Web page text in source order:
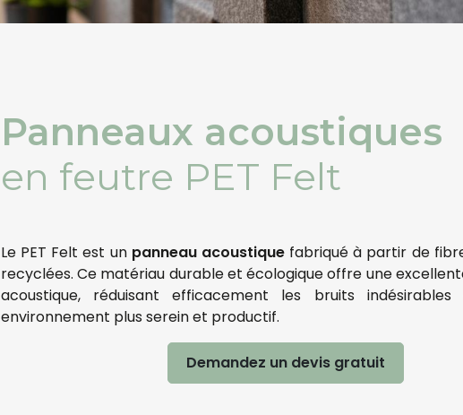
Panneaux acoustiques
en feutre PET Felt
Le PET Felt est un panneau acoustiquefabriqué à partir de
recyclées. Ce matériau durable et écologique offre une
acoustique, réduisant efficacement les bruits
environnement plus serein et productif.
Demandez un devis gratuit